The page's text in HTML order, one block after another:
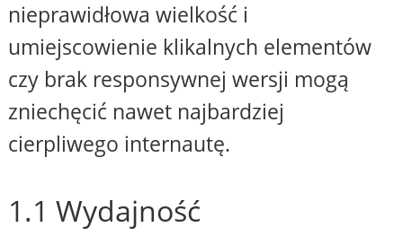
nieprawidłowa wielkość i
umiejscowienie klikalnych elementów
czy brak responsywnej wersji mogą
zniechęcić nawet najbardziej
cierpliwego internautę.
1.1 Wydajność